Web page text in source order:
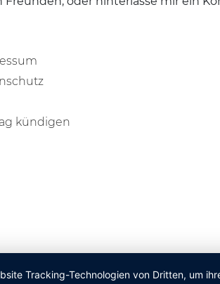
Tracking-Technologien von Dritten, um
kündigen